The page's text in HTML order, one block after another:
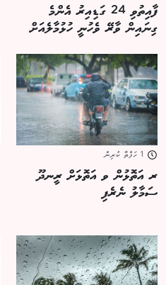
ފާއިތުވި 24 ގަޑިއިރު އެންމެ
ގިނައިން ވާރޭ ވެހުނީ ހުޅުމާލެއަށް
ރ އަތޮޅުން ވ އަތޮޅަށް ރީނދޫ
ސަމާލު ނެރެފި